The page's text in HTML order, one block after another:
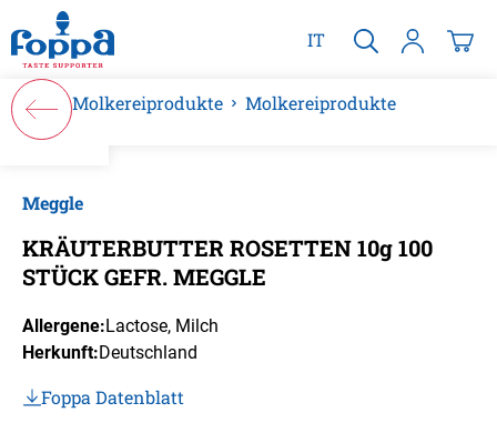
springen
IT
Molkereiprodukte Molkereiprodukte
Meggle
KRÄUTERBUTTER ROSETTEN 10g 100
STÜCK GEFR. MEGGLE
Allergene:Lactose, Milch
Herkunft:Deutschland
Foppa Datenblatt